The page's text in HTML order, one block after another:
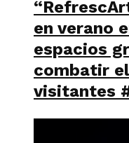
en verano
espacios
combatir
visitantes